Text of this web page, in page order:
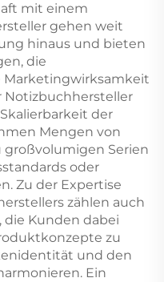
mit einem
gehen weit
hinaus und bieten
die
Marketingwirksamkeit
Notizbuchhersteller
der
Mengen von
großvolumigen Serien
oder
Zu der Expertise
zählen auch
Kunden dabei
zu
und den
Ein